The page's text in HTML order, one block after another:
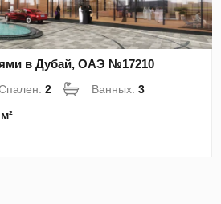
в Дубай, ОАЭ №17210
2 Ванных:3